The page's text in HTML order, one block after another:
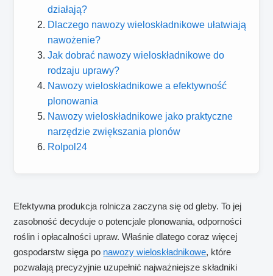
działają?
Dlaczego nawozy wieloskładnikowe ułatwiają
nawożenie?
Jak dobrać nawozy wieloskładnikowe do
rodzaju uprawy?
Nawozy wieloskładnikowe a efektywność
plonowania
Nawozy wieloskładnikowe jako praktyczne
narzędzie zwiększania plonów
Rolpol24
Efektywna produkcja rolnicza zaczyna się od gleby. To jej
zasobność decyduje o potencjale plonowania, odporności
roślin i opłacalności upraw. Właśnie dlatego coraz więcej
gospodarstw sięga po nawozy wieloskładnikowe, które
pozwalają precyzyjnie uzupełnić najważniejsze składniki